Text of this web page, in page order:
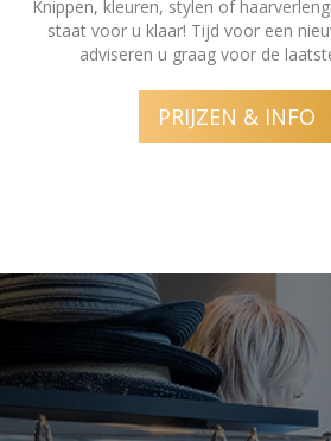
Knippen, kleuren, stylen of
staat voor u klaar! Tijd voor een
adviseren u graag voor de
PRIJZEN & INFO